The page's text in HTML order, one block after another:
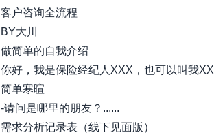
客户咨询全流程
BY大川
做简单的自我介绍
你好，我是保险经纪人XXX，也可以叫我XX
简单寒暄
-请问是哪里的朋友？......
需求分析记录表（线下见面版）